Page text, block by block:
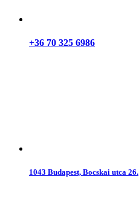
+36 70 325 6986
1043 Budapest, Bocskai utca 26.